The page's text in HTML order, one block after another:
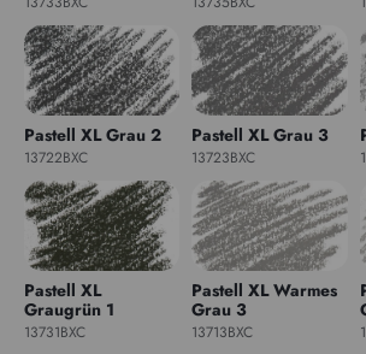
Pastell XL Grau 2
13722BXC
Pastell XL Grau 3
13723BXC
Pastell XL
Graugrün 1
13731BXC
Pastell XL Warmes
Grau 3
13713BXC